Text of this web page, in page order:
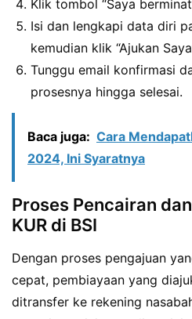
Klik tombol “Saya
Isi dan lengkapi data diri
kemudian klik “Ajukan
Tunggu email konfirmasi
prosesnya hingga selesai.
Baca juga: Cara
2024, Ini Syaratnya
Proses Pencairan
KUR di BSI
Dengan proses pengajuan
cepat, pembiayaan yang
ditransfer ke rekening